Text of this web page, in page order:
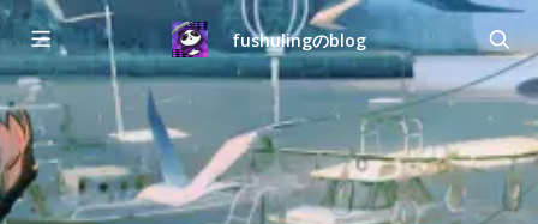
fushulingのblog